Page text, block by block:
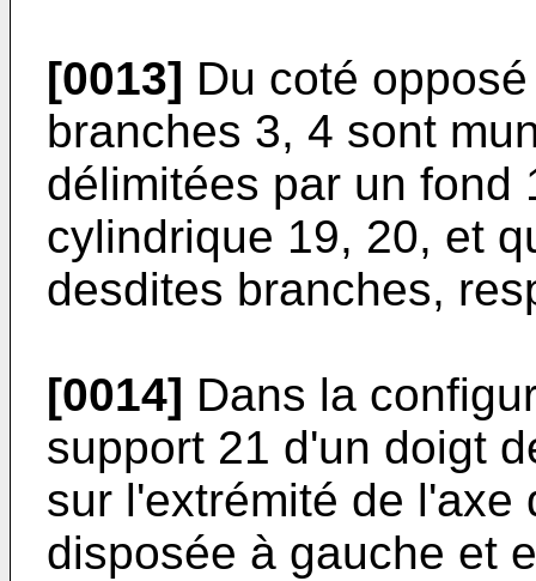
[0013] Du coté
branches 3, 4 sont
délimitées par un fond
cylindrique 19, 20, et
desdites branches,
[0014] Dans la
support 21 d'un doigt
sur l'extrémité de l'axe
disposée à gauche et